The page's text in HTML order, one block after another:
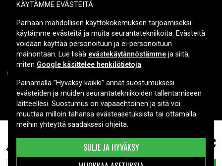
Asus ZenBook Pro UX550VE-BO060T, 15,4V,
85,99 €
TOIMITUSVAIHTOEHDOT
Copyright © 2026, Spares Nordic AB
KÄYTÄMME EVÄSTEITÄ
Parhaan mahdollisen käyttökokemuksen tarjoamiseksi
käytämme evästeitä ja muita seurantatekniikoita. Evästeitä
voidaan käyttää personoituun ja ei-personoituun
mainontaan. Lue lisää evästekäytännöstämme ja siitä,
miten Google käsittelee henkilötietoja.
Painamalla ”Hyväksy kaikki” annat suostumuksesi
evästeiden ja muiden seurantatekniikoiden tallentamiseen
laitteellesi. Suostumus on vapaaehtoinen ja sitä voi
muuttaa milloin tahansa evästeasetuksista tai ottamalla
meihin yhteyttä saadaksesi ohjeita.
SULJE JA HYVÄKSY